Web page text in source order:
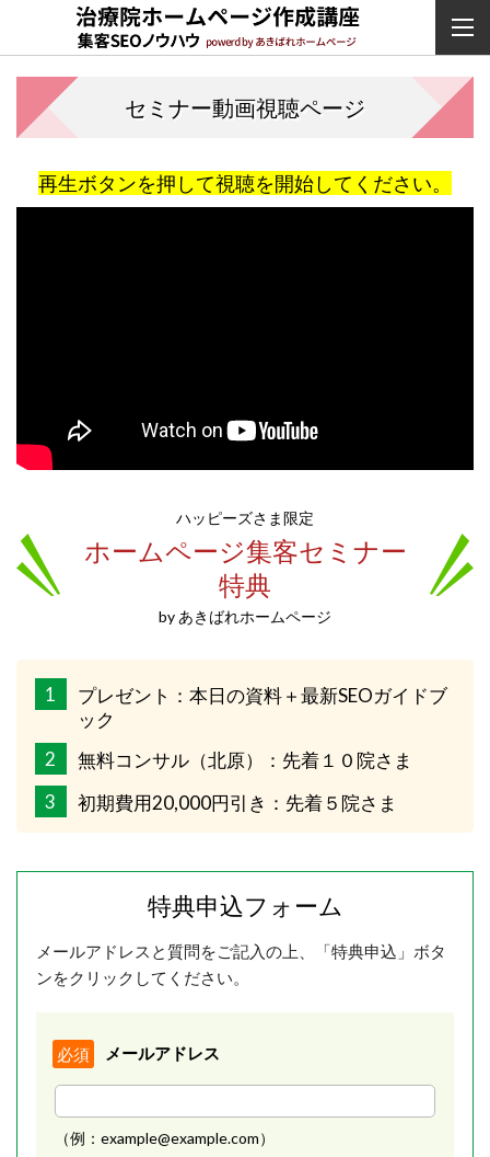
セミナー動画視聴ページ
再生ボタンを押して視聴を開始してください。
ハッピーズさま限定
ホームページ集客セミナー
特典
by あきばれホームページ
1
プレゼント：本日の資料＋最新SEOガイドブ
ック
2
無料コンサル（北原）：先着１０院さま
3
初期費用20,000円引き：先着５院さま
特典申込フォーム
メールアドレスと質問をご記入の上、「特典申込」ボタ
ンをクリックしてください。
メールアドレス
必須
（例：example@example.com）